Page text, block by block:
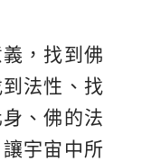
，找到佛
法性、找
、佛的法
宇宙中所